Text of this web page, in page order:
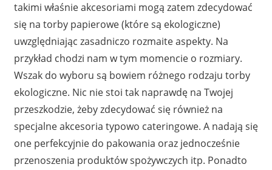
takimi właśnie akcesoriami mogą zatem zdecydować
się na torby papierowe (które są ekologiczne)
uwzględniając zasadniczo rozmaite aspekty. Na
przykład chodzi nam w tym momencie o rozmiary.
Wszak do wyboru są bowiem różnego rodzaju torby
ekologiczne. Nic nie stoi tak naprawdę na Twojej
przeszkodzie, żeby zdecydować się również na
specjalne akcesoria typowo cateringowe. A nadają się
one perfekcyjnie do pakowania oraz jednocześnie
przenoszenia produktów spożywczych itp. Ponadto